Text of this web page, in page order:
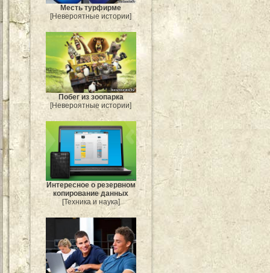
Месть турфирме
[Невероятные истории]
Побег из зоопарка
[Невероятные истории]
Интересное о резервном
копирование данных
[Техника и наука]